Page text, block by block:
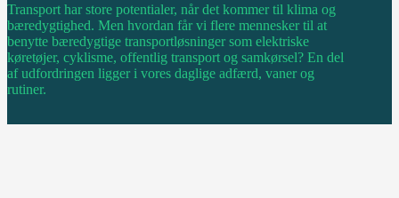
Transport har store potentialer, når det kommer til klima og
bæredygtighed. Men hvordan får vi flere mennesker til at
benytte bæredygtige transportløsninger som elektriske
køretøjer, cyklisme, offentlig transport og samkørsel? En del
af udfordringen ligger i vores daglige adfærd, vaner og
rutiner.